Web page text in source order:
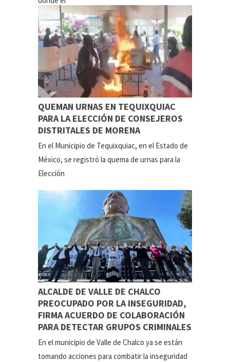
QUEMAN URNAS EN TEQUIXQUIAC
PARA LA ELECCIÓN DE CONSEJEROS
DISTRITALES DE MORENA
En el Municipio de Tequixquiac, en el Estado de
México, se registró la quema de urnas para la
Elección
ALCALDE DE VALLE DE CHALCO
PREOCUPADO POR LA INSEGURIDAD,
FIRMA ACUERDO DE COLABORACIÓN
PARA DETECTAR GRUPOS CRIMINALES
En el municipio de Valle de Chalco ya se están
tomando acciones para combatir la inseguridad